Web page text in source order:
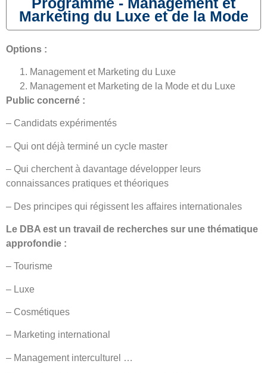
Marketing du Luxe et de la Mode
Options :
Management et Marketing du Luxe
Management et Marketing de la Mode et du Luxe
Public concerné :
– Candidats expérimentés
– Qui ont déjà terminé un cycle master
– Qui cherchent à davantage développer leurs
connaissances pratiques et théoriques
– Des principes qui régissent les affaires internationales
Le DBA est un travail de recherches sur une thématique
approfondie :
– Tourisme
– Luxe
– Cosmétiques
– Marketing international
– Management interculturel …